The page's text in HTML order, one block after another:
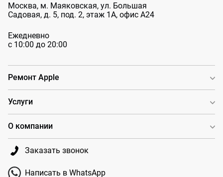
Москва, м. Маяковская, ул. Большая
Садовая, д. 5, под. 2, этаж 1А, офис А24
Ежедневно
с 10:00 до 20:00
Заказать звонок
Написать в WhatsApp
Ремонт Apple
Услуги
О компании